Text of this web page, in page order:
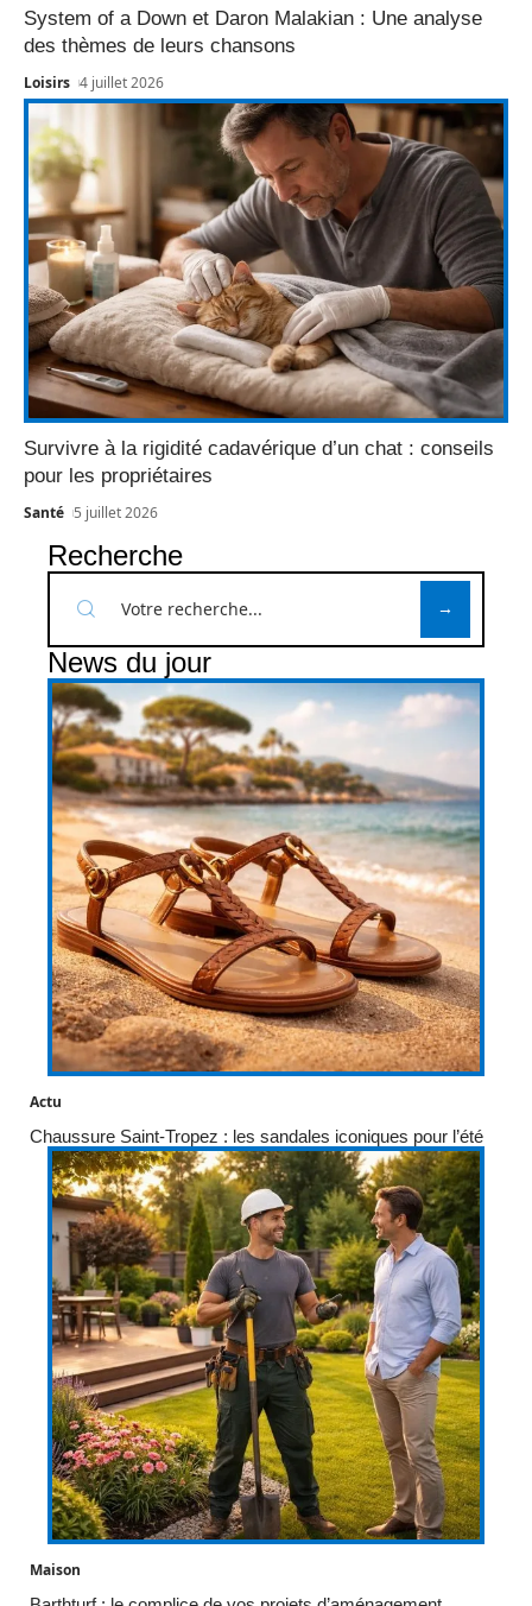
System of a Down et Daron Malakian : Une analyse
des thèmes de leurs chansons
Loisirs 4 juillet 2026
Survivre à la rigidité cadavérique d’un chat : conseils
pour les propriétaires
Santé 5 juillet 2026
Recherche
News du jour
Actu
Chaussure Saint-Tropez : les sandales iconiques pour l’été
Maison